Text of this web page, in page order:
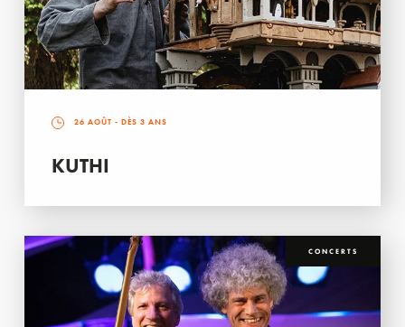
26 AOÛT - DÈS 3 ANS
KUTHI
CONCERTS